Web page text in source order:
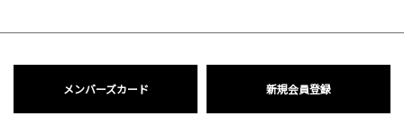
メンバーズカード 新規会員登録